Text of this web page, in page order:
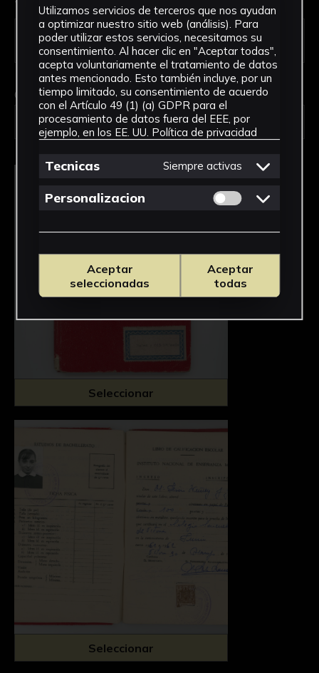
Tipo de uso *
Obra en la que está interesado/a*
FPED-0109/Libro de calificación escolar
Seleccionar
Seleccionar
Utilizamos servicios de terceros que nos ayudan
a optimizar nuestro sitio web (análisis). Para
poder utilizar estos servicios, necesitamos su
consentimiento. Al hacer clic en "Aceptar todas",
acepta voluntariamente el tratamiento de datos
antes mencionado. Esto también incluye, por un
tiempo limitado, su consentimiento de acuerdo
con el Artículo 49 (1) (a) GDPR para el
procesamiento de datos fuera del EEE, por
ejemplo, en los EE. UU. Política de privacidad
Tecnicas Siempre activas
Personalizacion Permitir cookies
Aceptar
seleccionadas
Aceptar
todas